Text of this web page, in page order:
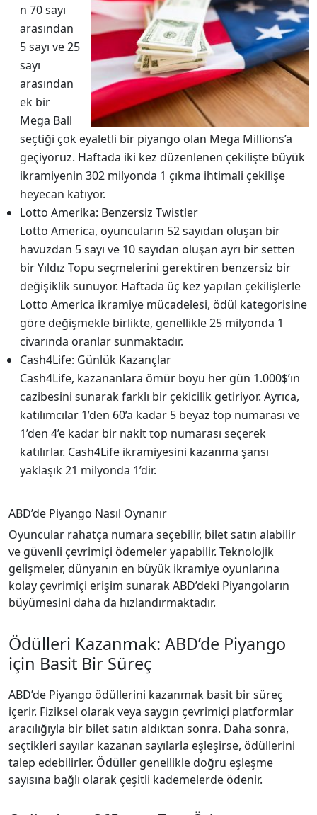
n 70 sayı
arasından
5 sayı ve 25
sayı
arasından
ek bir
Mega Ball
seçtiği çok eyaletli bir piyango olan Mega Millions’a
geçiyoruz. Haftada iki kez düzenlenen çekilişte büyük
ikramiyenin 302 milyonda 1 çıkma ihtimali çekilişe
heyecan katıyor.
Lotto Amerika: Benzersiz Twistler
Lotto America, oyuncuların 52 sayıdan oluşan bir
havuzdan 5 sayı ve 10 sayıdan oluşan ayrı bir setten
bir Yıldız Topu seçmelerini gerektiren benzersiz bir
değişiklik sunuyor. Haftada üç kez yapılan çekilişlerle
Lotto America ikramiye mücadelesi, ödül kategorisine
göre değişmekle birlikte, genellikle 25 milyonda 1
civarında oranlar sunmaktadır.
Cash4Life: Günlük Kazançlar
Cash4Life, kazananlara ömür boyu her gün 1.000$’ın
cazibesini sunarak farklı bir çekicilik getiriyor. Ayrıca,
katılımcılar 1’den 60’a kadar 5 beyaz top numarası ve
1’den 4’e kadar bir nakit top numarası seçerek
katılırlar. Cash4Life ikramiyesini kazanma şansı
yaklaşık 21 milyonda 1’dir.
ABD’de Piyango Nasıl Oynanır
Oyuncular rahatça numara seçebilir, bilet satın alabilir
ve güvenli çevrimiçi ödemeler yapabilir. Teknolojik
gelişmeler, dünyanın en büyük ikramiye oyunlarına
kolay çevrimiçi erişim sunarak ABD’deki Piyangoların
büyümesini daha da hızlandırmaktadır.
Ödülleri Kazanmak: ABD’de Piyango
için Basit Bir Süreç
ABD’de Piyango ödüllerini kazanmak basit bir süreç
içerir. Fiziksel olarak veya saygın çevrimiçi platformlar
aracılığıyla bir bilet satın aldıktan sonra. Daha sonra,
seçtikleri sayılar kazanan sayılarla eşleşirse, ödüllerini
talep edebilirler. Ödüller genellikle doğru eşleşme
sayısına bağlı olarak çeşitli kademelerde ödenir.